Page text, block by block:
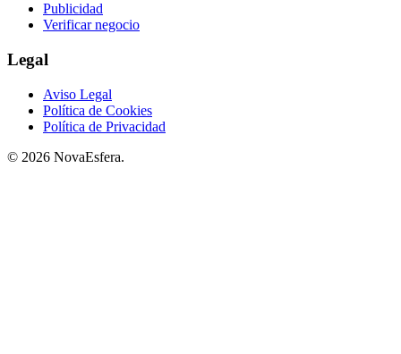
Publicidad
Verificar negocio
Legal
Aviso Legal
Política de Cookies
Política de Privacidad
© 2026 NovaEsfera.